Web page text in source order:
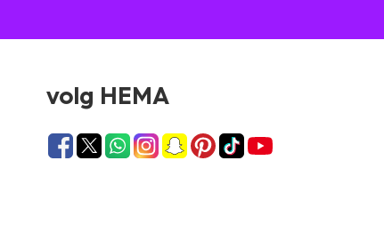
volg HEMA